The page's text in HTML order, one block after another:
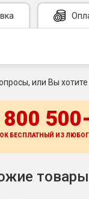
или Вы
800
БЕСПЛАТНЫЙ ИЗ